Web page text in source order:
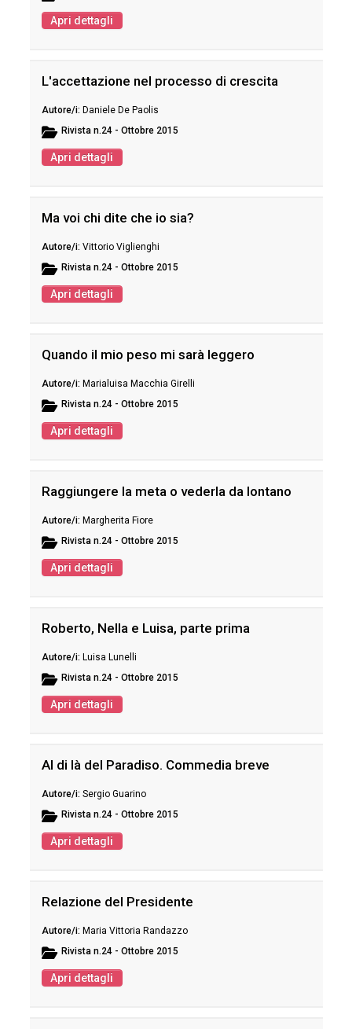
Apri dettagli
L'accettazione nel processo di crescita
Daniele De Paolis
Rivista n.24 - Ottobre 2015
Apri dettagli
Ma voi chi dite che io sia?
Vittorio Viglienghi
Rivista n.24 - Ottobre 2015
Apri dettagli
Quando il mio peso mi sarà leggero
Marialuisa Macchia Girelli
Rivista n.24 - Ottobre 2015
Apri dettagli
Raggiungere la meta o vederla da lontano
Margherita Fiore
Rivista n.24 - Ottobre 2015
Apri dettagli
Roberto, Nella e Luisa, parte prima
Luisa Lunelli
Rivista n.24 - Ottobre 2015
Apri dettagli
Al di là del Paradiso. Commedia breve
Sergio Guarino
Rivista n.24 - Ottobre 2015
Apri dettagli
Relazione del Presidente
Maria Vittoria Randazzo
Rivista n.24 - Ottobre 2015
Apri dettagli